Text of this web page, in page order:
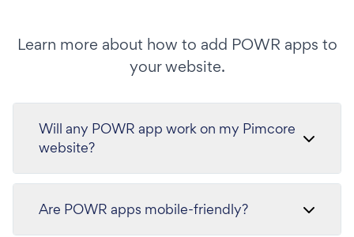
Learn more about how to add POWR apps to
your website.
Will any POWR app work on my Pimcore
website?
Are POWR apps mobile-friendly?